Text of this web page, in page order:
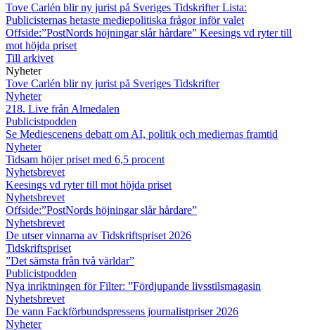
Tove Carlén blir ny jurist på Sveriges TidskrifterLista:
Publicisternas hetaste mediepolitiska frågor inför valet
Offside:”PostNords höjningar slår hårdare” Keesings vd ryter till
mot höjda priset
Till arkivet
Nyheter
Tove Carlén blir ny jurist på Sveriges Tidskrifter
Nyheter
218. Live från Almedalen
Publicistpodden
Se Mediescenens debatt om AI, politik och mediernas framtid
Nyheter
Tidsam höjer priset med 6,5 procent
Nyhetsbrevet
Keesings vd ryter till mot höjda priset
Nyhetsbrevet
Offside:”PostNords höjningar slår hårdare”
Nyhetsbrevet
De utser vinnarna av Tidskriftspriset 2026
Tidskriftspriset
”Det sämsta från två världar”
Publicistpodden
Nya inriktningen för Filter: ”Fördjupande livsstilsmagasin
Nyhetsbrevet
De vann Fackförbundspressens journalistpriser 2026
Nyheter